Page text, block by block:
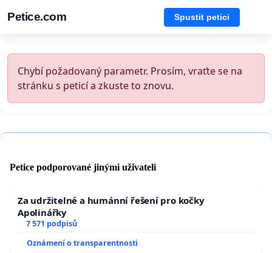
Petice.com Spustit petici
Chybí požadovaný parametr. Prosím, vraťte se na
stránku s peticí a zkuste to znovu.
Petice podporované jinými uživateli
Za udržitelné a humánní řešení pro kočky
Apolinářky
7 571 podpisů
Oznámení o transparentnosti